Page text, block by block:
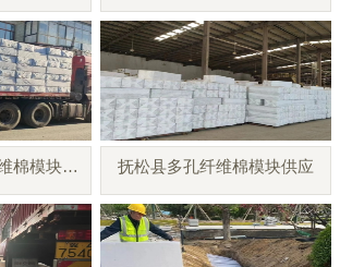
抚松县生态多孔纤维棉模块厂家 抚松县多孔纤维棉模块供应